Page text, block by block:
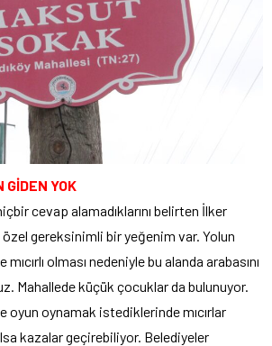
GİDEN YOK
cevap alamadıklarını belirten İlker
gereksinimli bir yeğenim var. Yolun
olması nedeniyle bu alanda arabasını
Mahallede küçük çocuklar da bulunuyor.
oyun oynamak istediklerinde mıcırlar
kazalar geçirebiliyor. Belediyeler